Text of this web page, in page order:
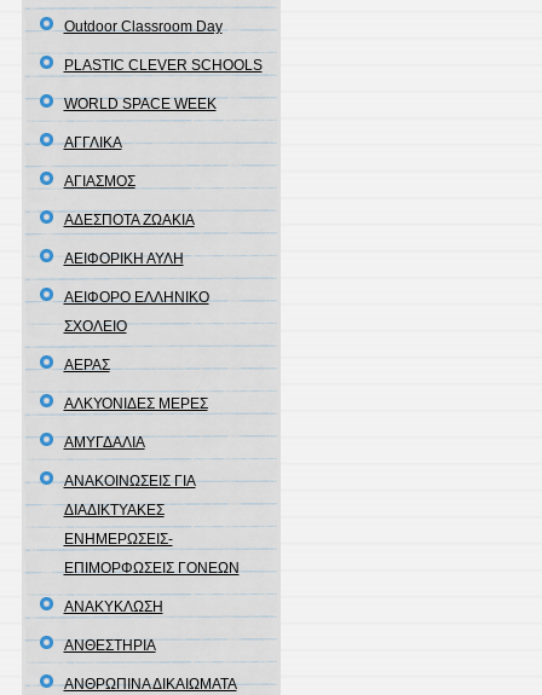
Outdoor Classroom Day
PLASTIC CLEVER SCHOOLS
WORLD SPACE WEEK
ΑΓΓΛΙΚΑ
ΑΓΙΑΣΜΟΣ
ΑΔΕΣΠΟΤΑ ΖΩΑΚΙΑ
ΑΕΙΦΟΡΙΚΗ ΑΥΛΗ
ΑΕΙΦΟΡΟ ΕΛΛΗΝΙΚΟ
ΣΧΟΛΕΙΟ
ΑΕΡΑΣ
ΑΛΚΥΟΝΙΔΕΣ ΜΕΡΕΣ
ΑΜΥΓΔΑΛΙΑ
ΑΝΑΚΟΙΝΩΣΕΙΣ ΓΙΑ
ΔΙΑΔΙΚΤΥΑΚΕΣ
ΕΝΗΜΕΡΩΣΕΙΣ-
ΕΠΙΜΟΡΦΩΣΕΙΣ ΓΟΝΕΩΝ
ΑΝΑΚΥΚΛΩΣΗ
ΑΝΘΕΣΤΗΡΙΑ
ΑΝΘΡΩΠΙΝΑ ΔΙΚΑΙΩΜΑΤΑ